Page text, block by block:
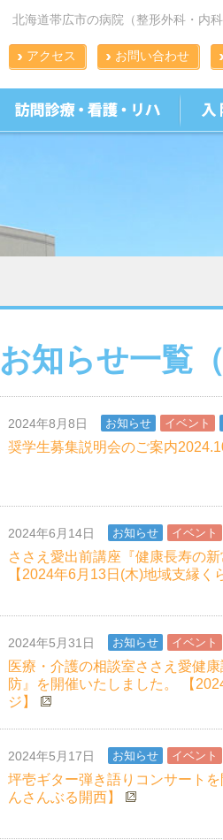
北海道帯広市の病院（整形外科・内
お問い合わせ
アクセス
お知らせ一覧
2024年8月8日 お知らせ イベント
奨学生募集説明会のご案内
2024年6月14日 お知らせ イベント
ささえ愛出前講座『健康長寿の
【2024年6月13日(木)地域支縁く
2024年5月31日 お知らせ イベント
医療・介護の相談室ささえ愛健
防』を開催いたしました。 【
ジ】
2024年5月17日 お知らせ イベント
坪壱ギター弾き語りコンサート
んさんぶる開西】